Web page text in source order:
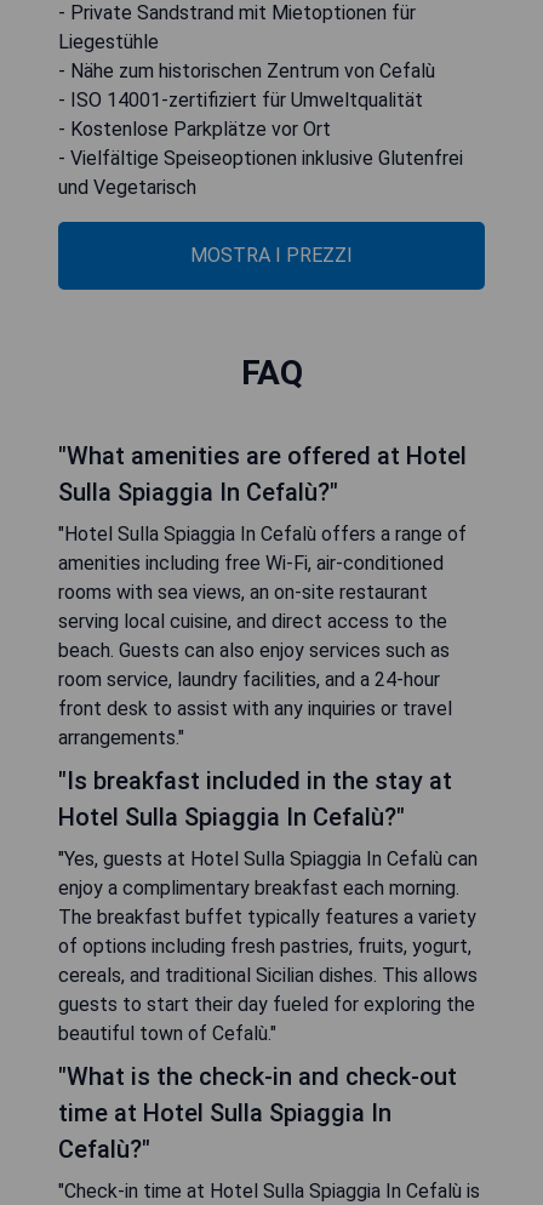
- Private Sandstrand mit Mietoptionen für
Liegestühle
- Nähe zum historischen Zentrum von Cefalù
- ISO 14001-zertifiziert für Umweltqualität
- Kostenlose Parkplätze vor Ort
- Vielfältige Speiseoptionen inklusive Glutenfrei
und Vegetarisch
MOSTRA I PREZZI
FAQ
"What amenities are offered at Hotel
Sulla Spiaggia In Cefalù?"
"Hotel Sulla Spiaggia In Cefalù offers a range of
amenities including free Wi-Fi, air-conditioned
rooms with sea views, an on-site restaurant
serving local cuisine, and direct access to the
beach. Guests can also enjoy services such as
room service, laundry facilities, and a 24-hour
front desk to assist with any inquiries or travel
arrangements."
"Is breakfast included in the stay at
Hotel Sulla Spiaggia In Cefalù?"
"Yes, guests at Hotel Sulla Spiaggia In Cefalù can
enjoy a complimentary breakfast each morning.
The breakfast buffet typically features a variety
of options including fresh pastries, fruits, yogurt,
cereals, and traditional Sicilian dishes. This allows
guests to start their day fueled for exploring the
beautiful town of Cefalù."
"What is the check-in and check-out
time at Hotel Sulla Spiaggia In
Cefalù?"
"Check-in time at Hotel Sulla Spiaggia In Cefalù is